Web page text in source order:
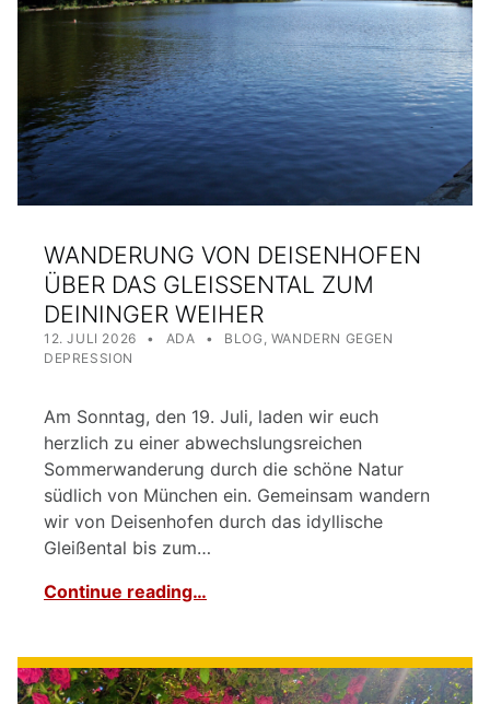
WANDERUNG VON DEISENHOFEN
ÜBER DAS GLEISSENTAL ZUM D
EININGER WEIHER
POSTED ON:
12. JULI 2026 ADA CATEGORIZED IN:
BLOG WANDERN GEGEN
DEPRESSION
Am Sonntag, den 19. Juli, laden wir euch
herzlich zu einer abwechslungsreichen
Sommerwanderung durch die schöne Natur
südlich von München ein. Gemeinsam wandern
wir von Deisenhofen durch das idyllische
Gleißental bis zum…
Continue reading…